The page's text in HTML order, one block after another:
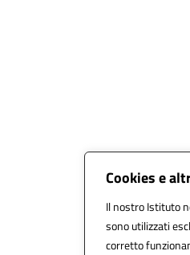
Cookies e
Il nostro Istituto
sono utilizzati
corretto